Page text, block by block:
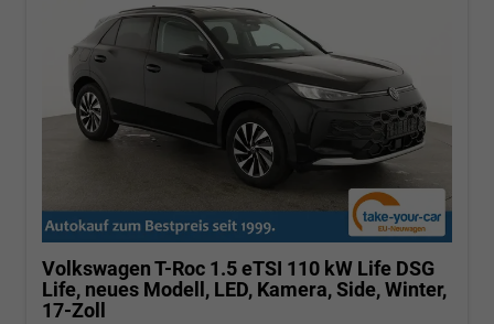
Volkswagen T-Roc 1.5 eTSI 110 kW Life DSG
Life, neues Modell, LED, Kamera, Side, Winter,
17-Zoll